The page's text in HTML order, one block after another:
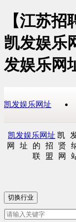
【江苏
凯发娱乐
发娱乐网
凯发娱乐网址
凯发娱乐网址 凯
网址的招贤
联盟网
切换行业